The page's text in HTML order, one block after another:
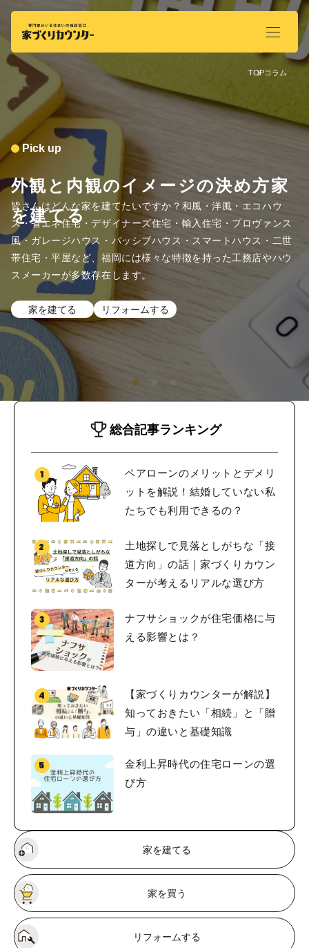
TOPコラム
Pick up
外観と内観のイメージの決め方家
を建てる
皆さんはどんな家を建てたいですか？和風・洋風・エコハウ
ス・省エネ住宅・デザイナーズ住宅・輸入住宅・プロヴァンス
風・ガレージハウス・パッシブハウス・スマートハウス・二世
帯住宅・平屋など、福岡には様々な特徴を持った工務店やハウ
スメーカーが多数存在します。
家を建てる リフォームする
家を建てる
家を買う
リフォームする
総合記事ランキング
ペアローンのメリットとデメリ
ットを解説！結婚していない私
たちでも利用できるの？
土地探しで見落としがちな「接
道方向」の話｜家づくりカウン
ターが考えるリアルな選び方
ナフサショックが住宅価格に与
える影響とは？
【家づくりカウンターが解説】
知っておきたい「相続」と「贈
与」の違いと基礎知識
金利上昇時代の住宅ローンの選
び方